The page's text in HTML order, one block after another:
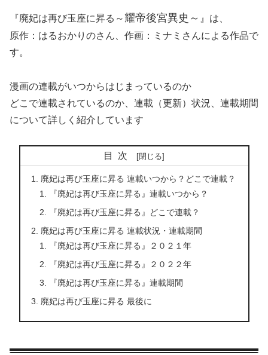
『廃妃は再び玉座に昇る～耀帝後宮異史～ 』は、
原作：はるおかりのさん、作画：ミナミさんによる作品で
す。
漫画の連載がいつからはじまっているのか
どこで連載されているのか、連載（更新）状況、連載期間
について詳しく紹介しています
目次
廃妃は再び玉座に昇る 連載いつから？どこで連載？
『廃妃は再び玉座に昇る』連載いつから？
『廃妃は再び玉座に昇る』どこで連載？
廃妃は再び玉座に昇る 連載状況・連載期間
『廃妃は再び玉座に昇る』２０２１年
『廃妃は再び玉座に昇る』２０２２年
『廃妃は再び玉座に昇る』連載期間
廃妃は再び玉座に昇る 最後に